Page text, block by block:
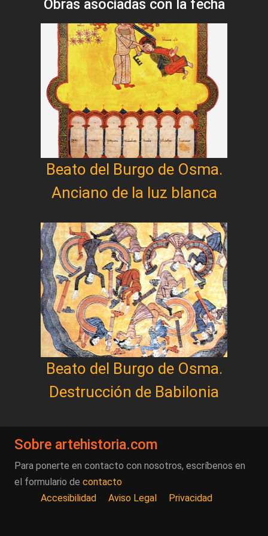
Obras asociadas con la fecha
Beato del Burgo de Osma.
Anciano de la luz blanca
Beato del Burgo de Osma.
Destrucción de Babilonia
Sobre artehistoria.com
Para ponerte en contacto con nosotros, escríbenos en
el formulario de contacto
Accesibilidad
Aviso Legal Privacidad